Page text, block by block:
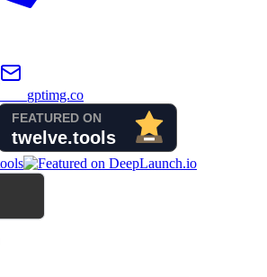
gptimg.co